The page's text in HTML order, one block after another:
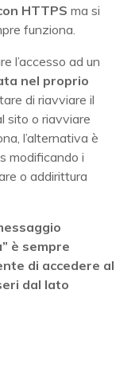
HTTPS ma si
funziona.
l’accesso ad un
nel proprio
di riavviare il
sito o riavviare
l’alternativa è
modificando i
o addirittura
è sempre
di accedere al
dal lato